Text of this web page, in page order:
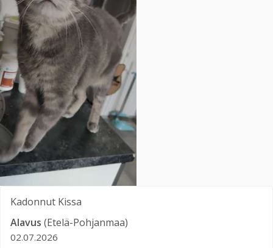
Kadonnut Kissa
Alavus (Etelä-Pohjanmaa)
02.07.2026